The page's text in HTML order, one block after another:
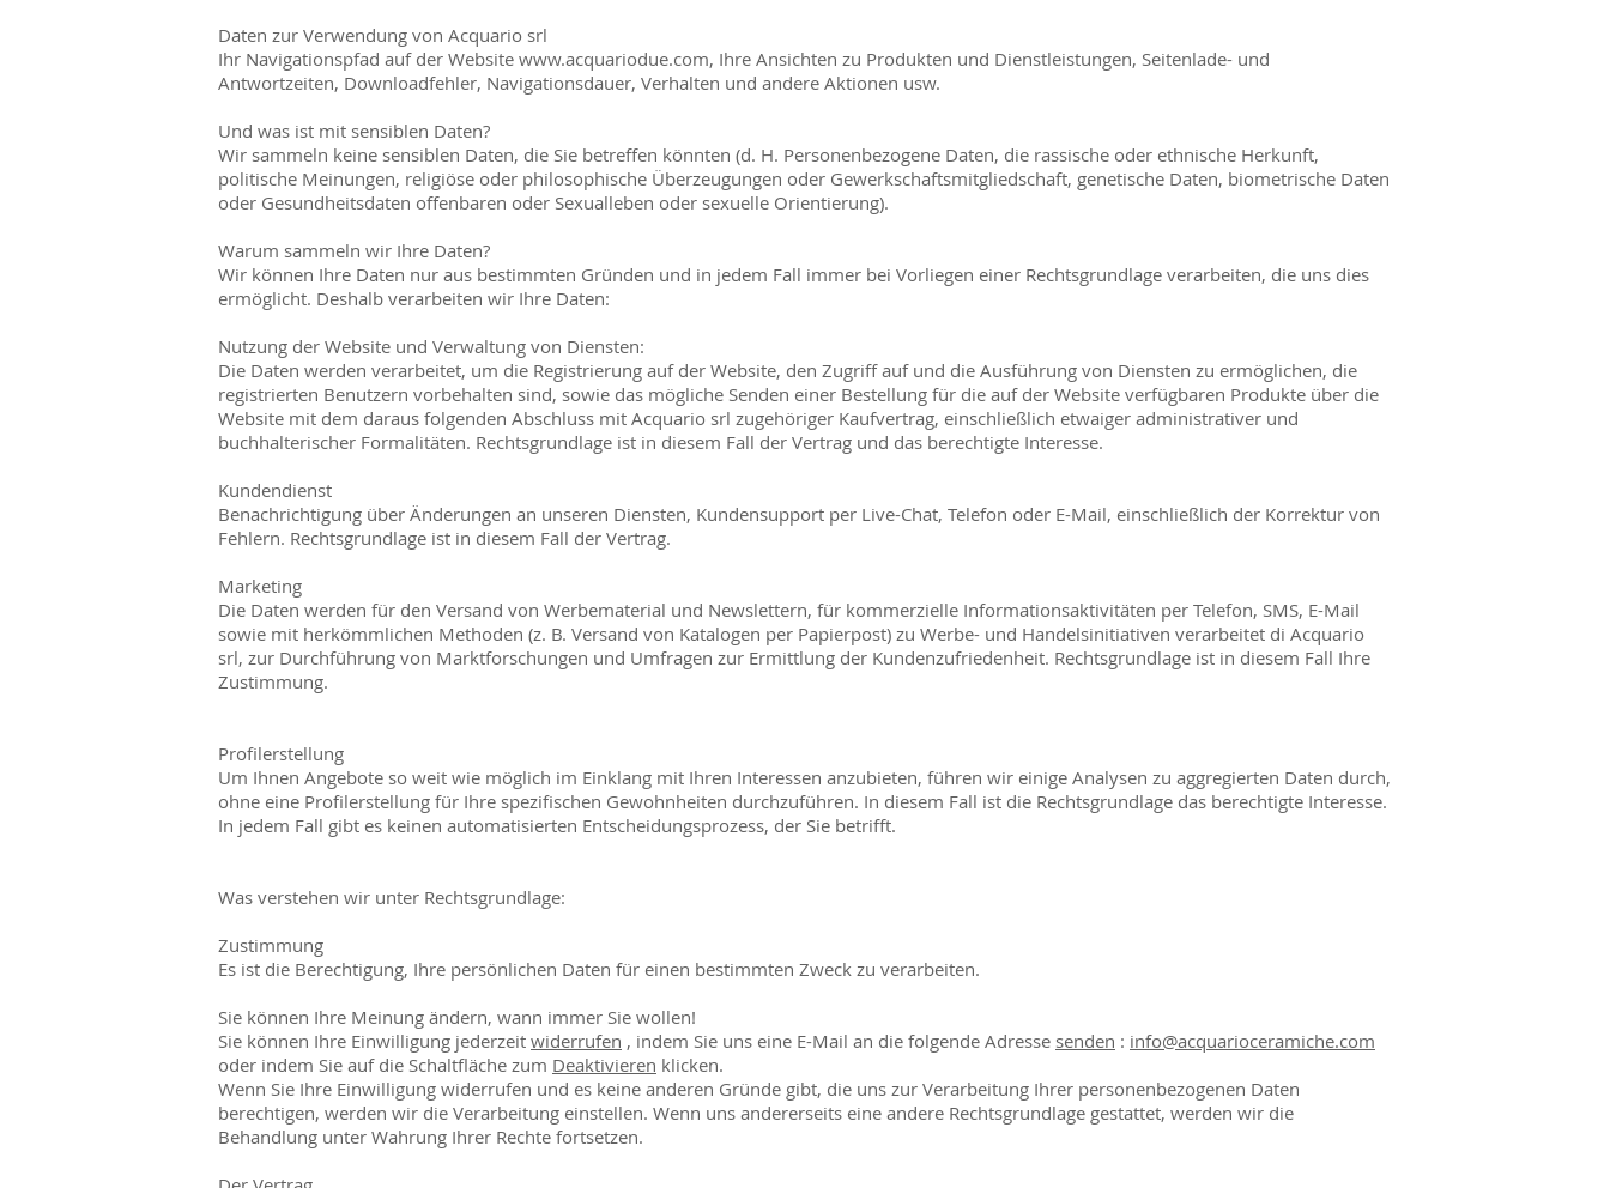
Daten zur Verwendung von Acquario srl
Ihr Navigationspfad auf der Website www.acquariodue.com, Ihre Ansichten zu Produkten und Dienstleistungen, Seitenlade- und
Antwortzeiten, Downloadfehler, Navigationsdauer, Verhalten und andere Aktionen usw.
Und was ist mit sensiblen Daten?
Wir sammeln keine sensiblen Daten, die Sie betreffen könnten (d. H. Personenbezogene Daten, die rassische oder ethnische Herkunft,
politische Meinungen, religiöse oder philosophische Überzeugungen oder Gewerkschaftsmitgliedschaft, genetische Daten, biometrische Daten
oder Gesundheitsdaten offenbaren oder Sexualleben oder sexuelle Orientierung).
Warum sammeln wir Ihre Daten?
Wir können Ihre Daten nur aus bestimmten Gründen und in jedem Fall immer bei Vorliegen einer Rechtsgrundlage verarbeiten, die uns dies
ermöglicht. Deshalb verarbeiten wir Ihre Daten:
Nutzung der Website und Verwaltung von Diensten:
Die Daten werden verarbeitet, um die Registrierung auf der Website, den Zugriff auf und die Ausführung von Diensten zu ermöglichen, die
registrierten Benutzern vorbehalten sind, sowie das mögliche Senden einer Bestellung für die auf der Website verfügbaren Produkte über die
Website mit dem daraus folgenden Abschluss mit Acquario srl zugehöriger Kaufvertrag, einschließlich etwaiger administrativer und
buchhalterischer Formalitäten. Rechtsgrundlage ist in diesem Fall der Vertrag und das berechtigte Interesse.
Kundendienst
Benachrichtigung über Änderungen an unseren Diensten, Kundensupport per Live-Chat, Telefon oder E-Mail, einschließlich der Korrektur von
Fehlern. Rechtsgrundlage ist in diesem Fall der Vertrag.
Marketing
Die Daten werden für den Versand von Werbematerial und Newslettern, für kommerzielle Informationsaktivitäten per Telefon, SMS, E-Mail
sowie mit herkömmlichen Methoden (z. B. Versand von Katalogen per Papierpost) zu Werbe- und Handelsinitiativen verarbeitet di Acquario
srl, zur Durchführung von Marktforschungen und Umfragen zur Ermittlung der Kundenzufriedenheit. Rechtsgrundlage ist in diesem Fall Ihre
Zustimmung.
Profilerstellung
Um Ihnen Angebote so weit wie möglich im Einklang mit Ihren Interessen anzubieten, führen wir einige Analysen zu aggregierten Daten durch,
ohne eine Profilerstellung für Ihre spezifischen Gewohnheiten durchzuführen. In diesem Fall ist die Rechtsgrundlage das berechtigte Interesse.
In jedem Fall gibt es keinen automatisierten Entscheidungsprozess, der Sie betrifft.
Was verstehen wir unter Rechtsgrundlage:
Zustimmung
Es ist die Berechtigung, Ihre persönlichen Daten für einen bestimmten Zweck zu verarbeiten.
Sie können Ihre Meinung ändern, wann immer Sie wollen!
Sie können Ihre Einwilligung jederzeit widerrufen , indem Sie uns eine E-Mail an die folgende Adresse senden : info@acquarioceramiche.com
oder indem Sie auf die Schaltfläche zum Deaktivieren klicken.
Wenn Sie Ihre Einwilligung widerrufen und es keine anderen Gründe gibt, die uns zur Verarbeitung Ihrer personenbezogenen Daten
berechtigen, werden wir die Verarbeitung einstellen. Wenn uns andererseits eine andere Rechtsgrundlage gestattet, werden wir die
Behandlung unter Wahrung Ihrer Rechte fortsetzen.